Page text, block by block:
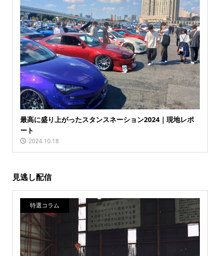
最高に盛り上がったスタンスネーション2024｜現地レポ
ート
2024.10.18
見逃し配信
特選コラム